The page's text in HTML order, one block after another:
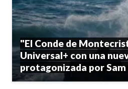
"El Conde de
Universal+ con una
protagonizada por